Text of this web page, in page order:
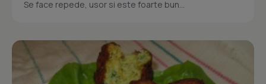
Se face repede, usor si este foarte bun...